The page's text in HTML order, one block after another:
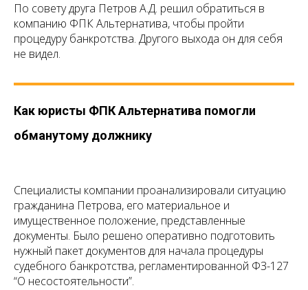
По совету друга Петров А.Д. решил обратиться в
компанию ФПК Альтернатива, чтобы пройти
процедуру банкротства. Другого выхода он для себя
не видел.
Как юристы ФПК Альтернатива помогли
обманутому должнику
Специалисты компании проанализировали ситуацию
гражданина Петрова, его материальное и
имущественное положение, представленные
документы. Было решено оперативно подготовить
нужный пакет документов для начала процедуры
судебного банкротства, регламентированной ФЗ-127
“О несостоятельности”.